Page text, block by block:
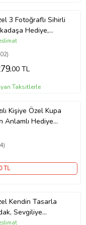
3 Fotoğraflı Sihirli
Hediye,
,00 TL
Taksitlerle
Kişiye Özel Kupa
Anlamlı Hediye
(Beyaz)
TL
Kendin Tasarla
Sevgiliye
Hediye, Doğum